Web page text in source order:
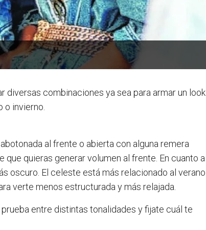
diversas combinaciones ya sea para armar un look
o invierno.
al frente o abierta con alguna remera
quieras generar volumen al frente. En cuanto a
oscuro. El celeste está más relacionado al verano
verte menos estructurada y más relajada.
entre distintas tonalidades y fijate cuál te